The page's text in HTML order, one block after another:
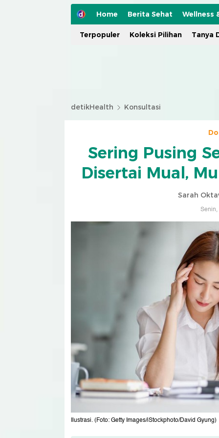
Home Berita Sehat Wellness
Terpopuler Koleksi Pilihan Tanya
detikHealth Konsultasi
Sering Pusing
Disertai Mual,
Sarah
Ilustrasi. (Foto: Getty Images/iStockphoto/David Gyung)